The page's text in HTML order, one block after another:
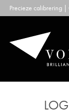
Skip
to
Precieze calibrering